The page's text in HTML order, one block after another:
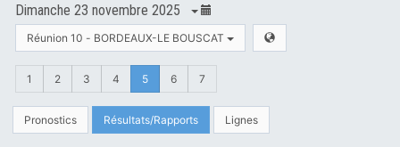
Dimanche 23 novembre 2025
Réunion 10 - BORDEAUX-LE BOUSCAT
1 2 3 4 5 6 7
Pronostics Résultats/Rapports Lignes